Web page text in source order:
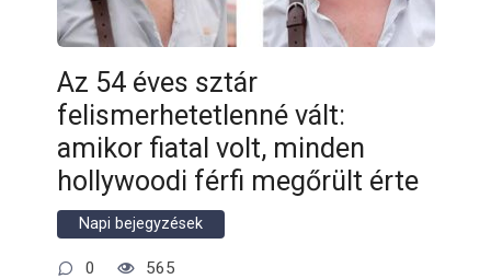
Az 54 éves sztár
felismerhetetlenné vált:
amikor fiatal volt, minden
hollywoodi férfi megőrült érte
Napi bejegyzések
0 565